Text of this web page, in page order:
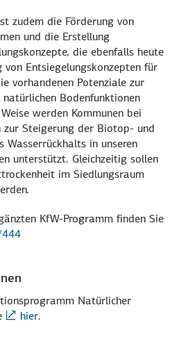
zudem die Förderung von
und die Erstellung
die ebenfalls heute
Entsiegelungskonzepten für
vorhandenen Potenziale zur
Bodenfunktionen
werden Kommunen bei
zur Steigerung der Biotop- und
in unseren
unterstützt. Gleichzeitig sollen
im Siedlungsraum
KfW-Programm finden Sie
Natürlicher
hier.